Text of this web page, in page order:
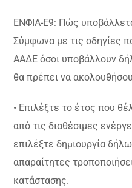
ΕΝΦΙΑ-Ε9: Πώς
Σύμφωνα με τις οδηγίες
ΑΑΔΕ όσοι υποβάλλουν
θα πρέπει να
• Επιλέξτε το έτος που
από τις διαθέσιμες
επιλέξτε δημιουργία
απαραίτητες
κατάστασης.